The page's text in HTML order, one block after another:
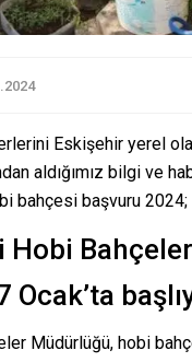
Eskişehir yerel
aldığımız bilgi ve
bahçesi başvuru 2024;
Hobi
Ocak’ta
Müdürlüğü, hobi